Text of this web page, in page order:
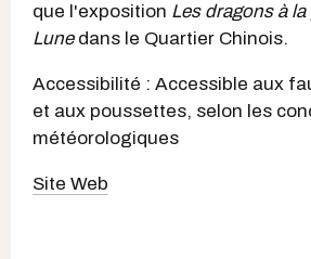
que l'exposition Les dragons à
Lune dans le Quartier Chinois.
Accessibilité : Accessible aux
et aux poussettes, selon les
météorologiques
Site Web